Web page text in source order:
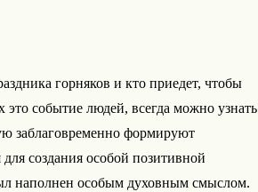
горняков и кто приедет, чтобы
событие людей, всегда можно узнать
заблаговременно формируют
создания особой позитивной
наполнен особым духовным смыслом.